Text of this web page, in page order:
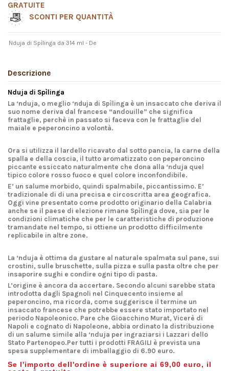
GRATUITE
SCONTI PER QUANTITÀ
Nduja di Spìlinga da 314 ml - De
Descrizione
Nduja di Spìlinga
La ‘nduja, o meglio ‘nduja di Spìlinga è un insaccato che deriva il
suo nome deriva dal francese “andouille” che significa
frattaglie, perchè in passato si faceva con le frattaglie del
maiale e peperoncino a volontà.
Ora si utilizza il lardello ricavato dal sotto pancia, la carne della
spalla e della coscia, il tutto aromatizzato con peperoncino
piccante essiccato naturalmente che dona alla ‘nduja quel
tipico colore rosso fuoco e quel colore inconfondibile.
E’ un salume morbido, quindi spalmabile, piccantissimo. E’
tradizionale di di una precisa e circoscritta area geografica.
Oggi vine presentato come prodotto originario della Calabria
anche se il paese di elezione rimane Spìlinga dove, sia per le
condizioni climatiche che per le caratteristiche di produzione
tramandate nel tempo, si ottiene un prodotto difficilmente
replicabile in altre zone.
La ‘nduja è ottima da gustare al naturale spalmata sul pane, sui
crostini, sulle bruschette, sulla pizza e sulla pasta oltre che per
insaporire sughi e condire ogni tipo di pasta.
L’origine è ancora da accertare. Secondo alcuni sarebbe stata
introdotta dagli Spagnoli nel Cinquecento insieme al
peperoncino, ma ricorda, come suggerisce il termine un
insaccato francese che potrebbe essere stato importato nel
periodo Napoleonico. Pare che Gioacchino Murat, Vicerè di
Napoli e cognato di Napoleone, abbia ordinato la distribuzione
di un salume simile alla ‘nduja per ingraziarsi i Lazzari dello
Stato Partenopeo.Per tutti i prodotti FRAGILI è prevista una
spesa supplementare di imballaggio di 6.90 euro.
Se l'importo dell'ordine è superiore ai 69,00 euro, il